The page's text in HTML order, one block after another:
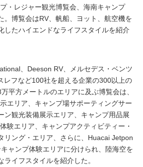
・レジャー観光博覧会、海南キャンプ
。博覧会はRV、帆船、ヨット、航空機を
したハイエンドなライフスタイルを紹介
、Deeson RV、メルセデス・ベンツ
レフなど100社を超える企業の300以上の
平方メートルのエリアに及ぶ博覧会は、
エリア、キャンプ場サポーティングサー
ン観光装備展示エリア、キャンプ用品展
験エリア、キャンプアクティビティー・
リング・エリア、さらに、Huacai Jetpon
ャンプ体験エリアに分けられ、陸海空を
イフスタイルを紹介した。